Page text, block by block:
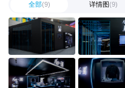
全部(9) 详情图(9)